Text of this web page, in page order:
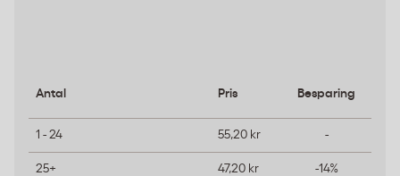
Antal Pris Besparing
1 - 24 55,20 kr -
25+ 47,20 kr -14%